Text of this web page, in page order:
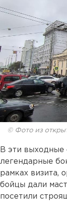
© Фото из
В эти выходные
легендарные
рамках визита,
бойцы дали
посетили